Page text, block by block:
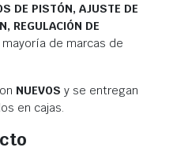
DE PISTÓN, AJUSTE DE
REGULACIÓN DE
mayoría de marcas de
NUEVOS y se entregan
en cajas.